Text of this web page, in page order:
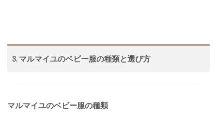
3. マルマイユのベビー服の種類と選び方
マルマイユのベビー服の種類